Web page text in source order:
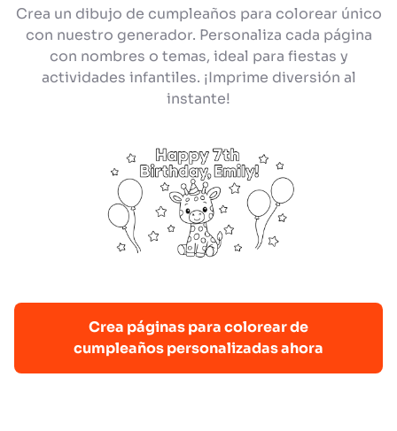
Crea un dibujo de cumpleaños para colorear único
con nuestro generador. Personaliza cada página
con nombres o temas, ideal para fiestas y
actividades infantiles. ¡Imprime diversión al
instante!
Crea páginas para colorear de
cumpleaños personalizadas ahora